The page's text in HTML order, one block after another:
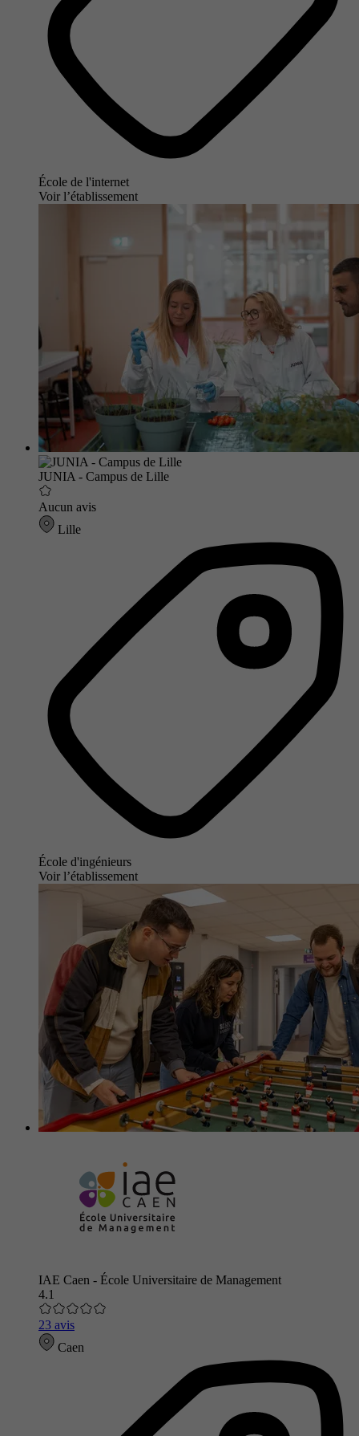
École de l'internet
Voir l’établissement
JUNIA - Campus de Lille
Aucun avis
Lille
École d'ingénieurs
Voir l’établissement
IAE Caen - École Universitaire de Management
4.1
23 avis
Caen